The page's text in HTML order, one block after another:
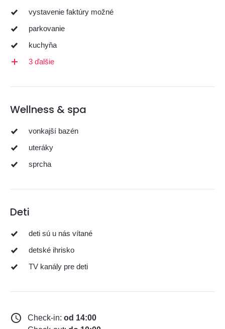
vystavenie faktúry možné
parkovanie
kuchyňa
3 ďalšie
Wellness & spa
vonkajší bazén
uteráky
sprcha
Deti
deti sú u nás vítané
detské ihrisko
TV kanály pre deti
Check-in: od 14:00